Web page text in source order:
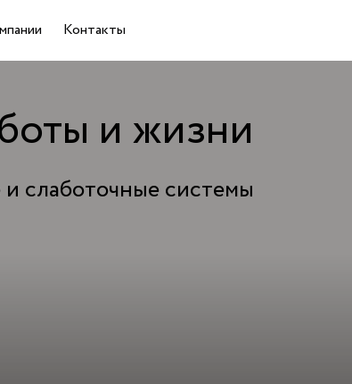
Контакты
и жизни
слаботочные системы